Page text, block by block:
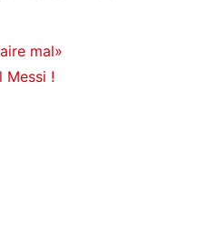
mal»
Messi !